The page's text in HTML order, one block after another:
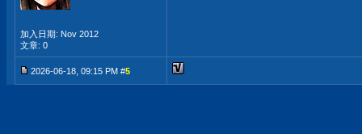
加入日期: Nov 2012
文章: 0
2026-06-18, 09:15 PM #5